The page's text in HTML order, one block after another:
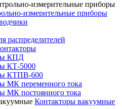
измерительные приборы
распределителей
КПД
КТ-5000
КТПВ-600
МК переменного тока
МК постоянного тока
Контакторы вакуумные